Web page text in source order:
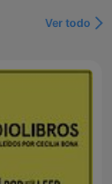
Ver todo